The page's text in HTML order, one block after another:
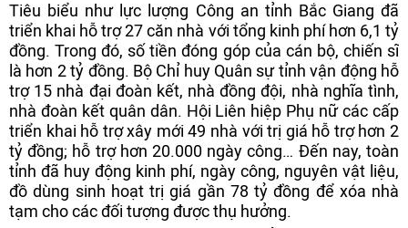
Tiêu biểu như lực lượng Công an tỉnh Bắc Giang đã
triển khai hỗ trợ 27 căn nhà với tổng kinh phí hơn 6,1 tỷ
đồng. Trong đó, số tiền đóng góp của cán bộ, chiến sĩ
là hơn 2 tỷ đồng. Bộ Chỉ huy Quân sự tỉnh vận động hỗ
trợ 15 nhà đại đoàn kết, nhà đồng đội, nhà nghĩa tình,
nhà đoàn kết quân dân. Hội Liên hiệp Phụ nữ các cấp
triển khai hỗ trợ xây mới 49 nhà với trị giá hỗ trợ hơn 2
tỷ đồng; hỗ trợ hơn 20.000 ngày công… Đến nay, toàn
tỉnh đã huy động kinh phí, ngày công, nguyên vật liệu,
đồ dùng sinh hoạt trị giá gần 78 tỷ đồng để xóa nhà
tạm cho các đối tượng được thụ hưởng.